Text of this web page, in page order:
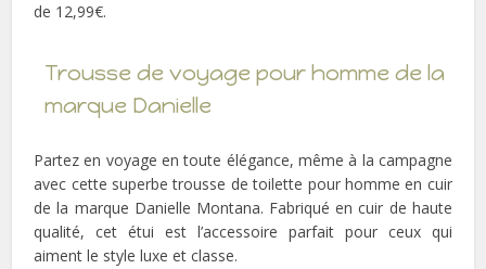
de 12,99€.
Trousse de voyage pour homme de la
marque Danielle
Partez en voyage en toute élégance, même à la campagne
avec cette superbe trousse de toilette pour homme en cuir
de la marque Danielle Montana. Fabriqué en cuir de haute
qualité, cet étui est l’accessoire parfait pour ceux qui
aiment le style luxe et classe.